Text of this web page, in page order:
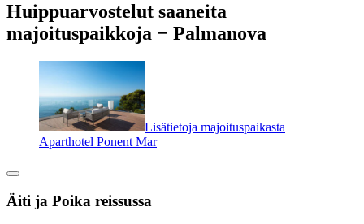
Huippuarvostelut saaneita
majoituspaikkoja − Palmanova
Lisätietoja majoituspaikasta
Aparthotel Ponent Mar
Äiti ja Poika reissussa